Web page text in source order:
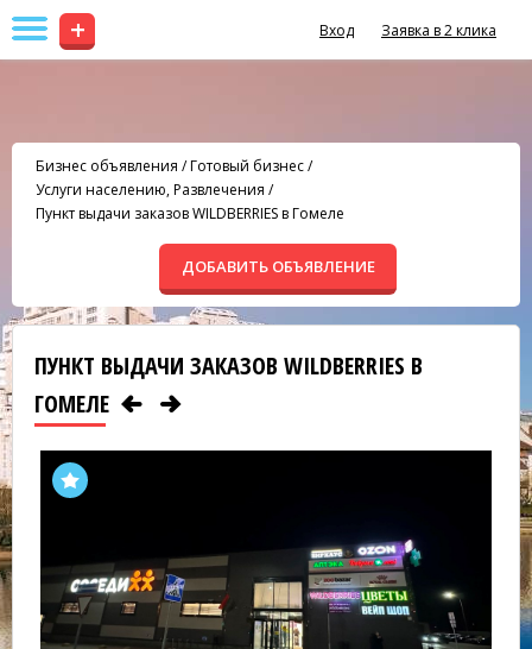
+ Вход Заявка в 2 клика
Бизнес объявления /Готовый бизнес/
Услуги населению, Развлечения /
Пункт выдачи заказов WILDBERRIES в Гомеле
ДОБАВИТЬ ОБЪЯВЛЕНИЕ
ПУНКТ ВЫДАЧИ ЗАКАЗОВ WILDBERRIES В
ГОМЕЛЕ